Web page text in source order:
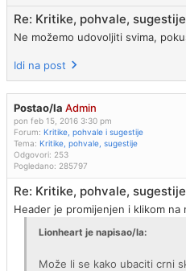
Re: Kritike, pohvale, sugestije
Ne možemo udovoljiti svima,
Idi na post
Postao/la Admin
pon feb 15, 2016 3:30 pm
Forum: Kritike, pohvale i sugestije
Tema: Kritike, pohvale, sugestije
Odgovori: 253
Pogledano: 285797
Re: Kritike, pohvale, sugestije
Header je promijenjen i klikom na
Lionheart je napisao/la:
Može li se kako ubaciti crni